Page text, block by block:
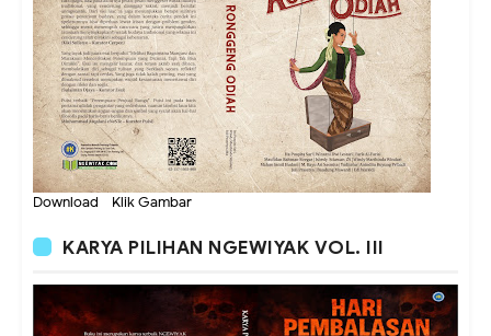
Download - Klik Gambar
KARYA PILIHAN NGEWIYAK VOL. III